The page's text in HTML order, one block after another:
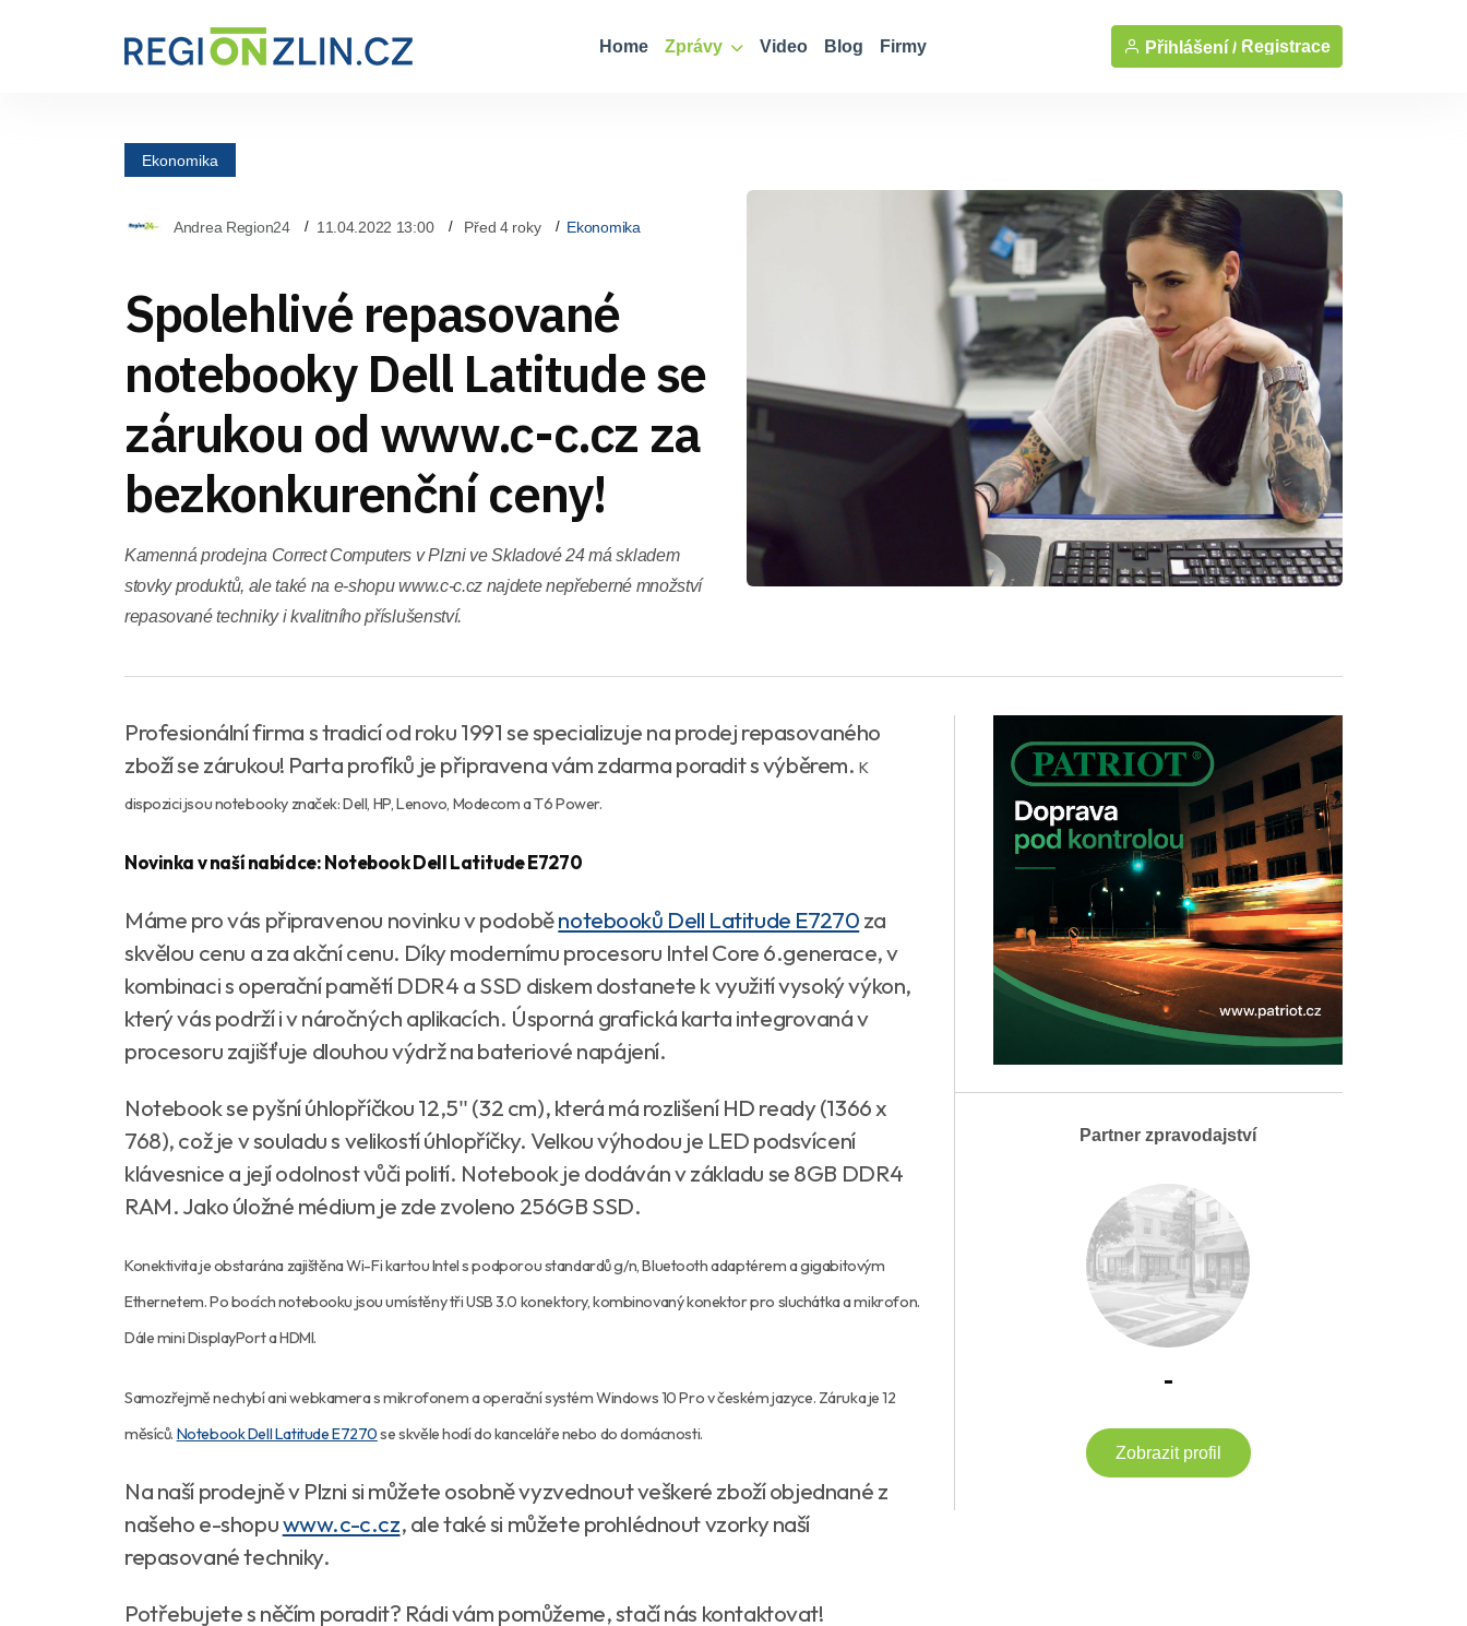
Home Zprávy Video Blog Firmy Přihlášení / Registrace
Ekonomika
Andrea Region24 11.04.2022 13:00 Před 4 roky Ekonomika
Spolehlivé repasované
notebooky Dell Latitude se
zárukou od www.c-c.cz za
bezkonkurenční ceny!
Kamenná prodejna Correct Computers v Plzni ve Skladové 24 má skladem
stovky produktů, ale také na e-shopu www.c-c.cz najdete nepřeberné množství
repasované techniky i kvalitního příslušenství.
Profesionální firma s tradicí od roku 1991 se specializuje na prodej repasovaného
zboží se zárukou! Parta profíků je připravena vám zdarma poradit s výběrem.K
dispozici jsou notebooky značek: Dell, HP, Lenovo, Modecom a T6 Power.
Novinka v naší nabídce: Notebook Dell Latitude E7270
Máme pro vás připravenou novinku v podoběnotebooků Dell Latitude E7270za
skvělou cenu a za akční cenu. Díky modernímu procesoru Intel Core 6.generace, v
kombinaci s operační pamětí DDR4 a SSD diskem dostanete k využití vysoký výkon,
který vás podrží i v náročných aplikacích. Úsporná grafická karta integrovaná v
procesoru zajišťuje dlouhou výdrž na bateriové napájení.
Notebook se pyšní úhlopříčkou 12,5'' (32 cm), která má rozlišení HD ready (1366 x
768), což je v souladu s velikostí úhlopříčky. Velkou výhodou je LED podsvícení
klávesnice a její odolnost vůči polití. Notebook je dodáván v základu se 8GB DDR4
RAM. Jako úložné médium je zde zvoleno 256GB SSD.
Konektivita je obstarána zajištěna Wi-Fi kartou Intel s podporou standardů g/n, Bluetooth adaptérem a gigabitovým
Ethernetem. Po bocích notebooku jsou umístěny tři USB 3.0 konektory, kombinovaný konektor pro sluchátka a mikrofon.
Dále mini DisplayPort a HDMI.
Samozřejmě nechybí ani webkamera s mikrofonem a operační systém Windows 10 Pro v českém jazyce. Záruka je 12
měsíců. Notebook Dell Latitude E7270se skvěle hodí do kanceláře nebo do domácnosti.
Na naší prodejně v Plzni si můžete osobně vyzvednout veškeré zboží objednané z
našeho e-shopuwww.c-c.cz, ale také si můžete prohlédnout vzorky naší
repasované techniky.
Potřebujete s něčím poradit? Rádi vám pomůžeme, stačí nás kontaktovat!
Partner zpravodajství
-
Zobrazit profil